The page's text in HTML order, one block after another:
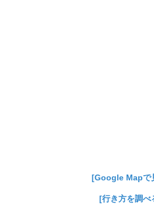
[Google Mapで
[行き方を調べ